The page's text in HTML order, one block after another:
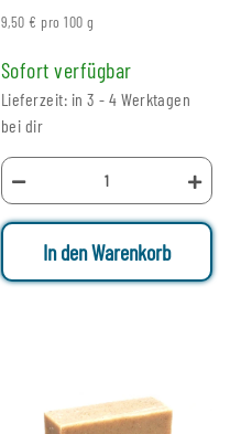
9,50 € pro 100 g
Sofort verfügbar
Lieferzeit: in 3 - 4 Werktagen
bei dir
In den Warenkorb